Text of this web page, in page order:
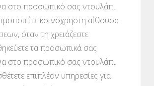
στο προσωπικό σας ντουλάπι
κοινόχρηστη αίθουσα
όταν τη χρειάζεστε
τα προσωπικά σας
στο προσωπικό σας ντουλάπι
επιπλέον υπηρεσίες για